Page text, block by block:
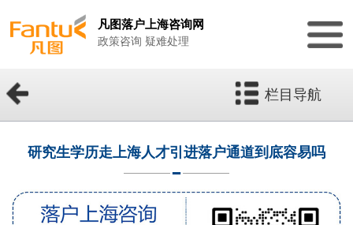
凡图落户上海咨询网
政策咨询 疑难处理
栏目导航
研究生学历走上海人才引进落户通道到底容易吗